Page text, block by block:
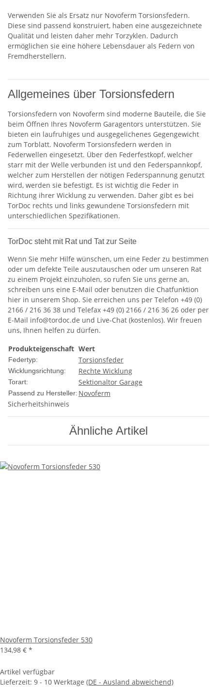
Verwenden Sie als Ersatz nur Novoferm Torsionsfedern.
Diese sind passend konstruiert, haben eine ausgezeichnete
Qualität und leisten daher mehr Torzyklen. Dadurch
ermöglichen sie eine höhere Lebensdauer als Federn von
Fremdherstellern.
Allgemeines über Torsionsfedern
Torsionsfedern von Novoferm sind moderne Bauteile, die Sie
beim Öffnen Ihres Novoferm Garagentors unterstützen. Sie
bieten ein laufruhiges und ausgegelichenes Gegengewicht
zum Torblatt. Novoferm Torsionsfedern werden in
Federwellen eingesetzt. Über den Federfestkopf, welcher
starr mit der Welle verbunden ist und den Federspannkopf,
welcher zum Herstellen der nötigen Federspannung genutzt
wird, werden sie befestigt. Es ist wichtig die Feder in
Richtung ihrer Wicklung zu verwenden. Daher gibt es bei
TorDoc rechts und links gewundene Torsionsfedern mit
unterschiedlichen Spezifikationen.
TorDoc steht mit Rat und Tat zur Seite
Wenn Sie mehr Hilfe wünschen, um eine Feder zu bestimmen
oder um defekte Teile auszutauschen oder um unseren Rat
zu einem Projekt einzuholen, so rufen Sie uns gerne an,
schreiben uns eine E-Mail oder benutzen die Chatfunktion
hier in unserem Shop. Sie erreichen uns per Telefon +49 (0)
2166 / 216 36 38 und Telefax +49 (0) 2166 / 216 36 26 oder per
E-Mail info@tordoc.de und Live-Chat (kostenlos). Wir freuen
uns, Ihnen helfen zu dürfen.
Produkteigenschaft Wert
Federtyp: Torsionsfeder
Wicklungsrichtung: Rechte Wicklung
Torart: Sektionaltor Garage
Passend zu Hersteller: Novoferm
Sicherheitshinweis
Ähnliche Artikel
Novoferm Torsionsfeder 530
134,98 € *
Artikel verfügbar
Lieferzeit: 9 - 10 Werktage (DE - Ausland abweichend)